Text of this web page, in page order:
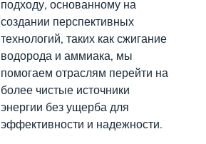
подходу, основанному на
создании перспективных
технологий, таких как сжигание
водорода и аммиака, мы
помогаем отраслям перейти на
более чистые источники
энергии без ущерба для
эффективности и надежности.